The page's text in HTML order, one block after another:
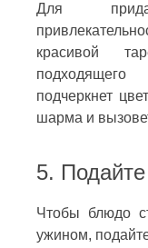
Для
красивой
подчеркнет
шарма и
5.
Чтобы блюдо
ужином,